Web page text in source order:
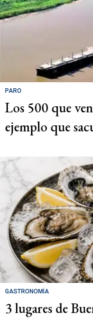
PARO
Los 500 que
ejemplo que
GASTRONOMÍA
3 lugares de